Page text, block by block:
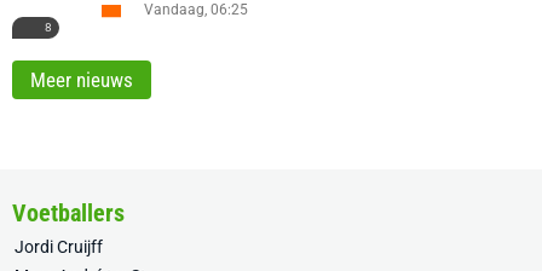
8
Vandaag, 06:25
Meer nieuws
Voetballers
Jordi Cruijff